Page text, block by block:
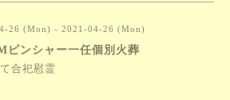
26 (Mon) - 2021-04-26 (Mon)
ピンシャー一任個別火葬
合祀慰霊